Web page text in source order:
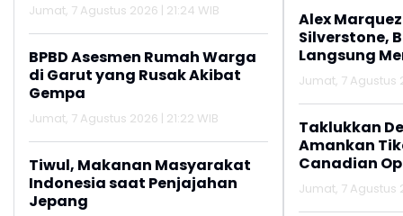
Jumat, 7 Agustus 2026 | 21:24 WIB
BPBD Asesmen Rumah Warga
di Garut yang Rusak Akibat
Gempa
Jumat, 7 Agustus 2026 | 21:22 WIB
Tiwul, Makanan Masyarakat
Indonesia saat Penjajahan
Jepang
Alex
Silverstone,
Langsung
Jumat, 7 Agustus
Taklukkan
Amankan
Canadian
Jumat, 7 Agustus